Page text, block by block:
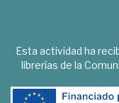
Esta actividad ha
librerías de la